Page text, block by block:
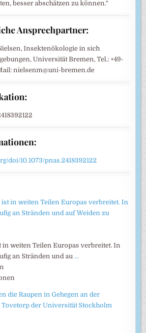
besser abschätzen zu können.“
Ansprechpartner:
Insektenökologie in sich
Universität Bremen, Tel.: +49-
nielsenm@uni-bremen.de
doi/10.1073/pnas.2418392122
in weiten Teilen Europas verbreitet. In
an Stränden und au …